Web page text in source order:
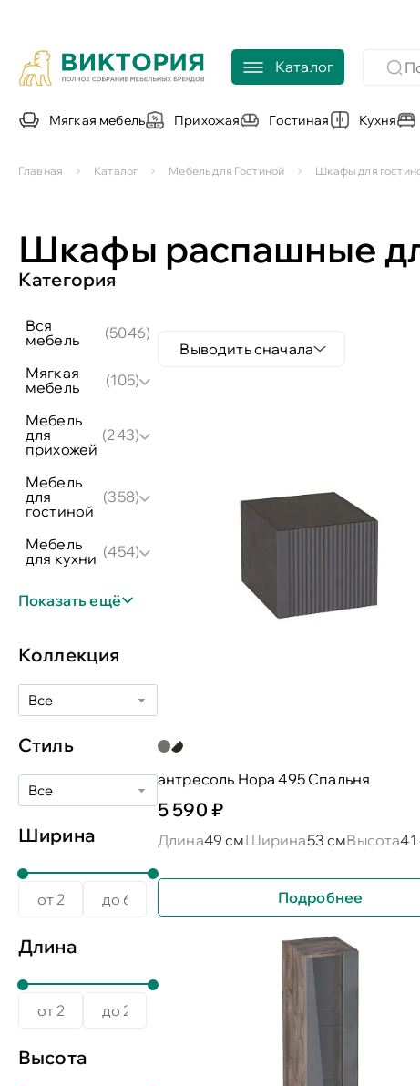
Каталог
Мягкая мебель Прихожая Гостиная Кухня
Главная Каталог Мебель для Гостиной Шкафы для
Шкафы распашные
Категория
вся
мебель
(5046)
мягкая
мебель
(105)
мебель
для
прихожей
(243)
мебель
для
гостиной
(358)
мебель
для кухни (454)
Показать ещё
Коллекция
Все
Стиль
Все
Ширина
Длина
Высота
Выводить сначала
антресоль Нора 495 Спальня
5 590 ₽
Длина49 смШирина53 смВысота41
Подробнее